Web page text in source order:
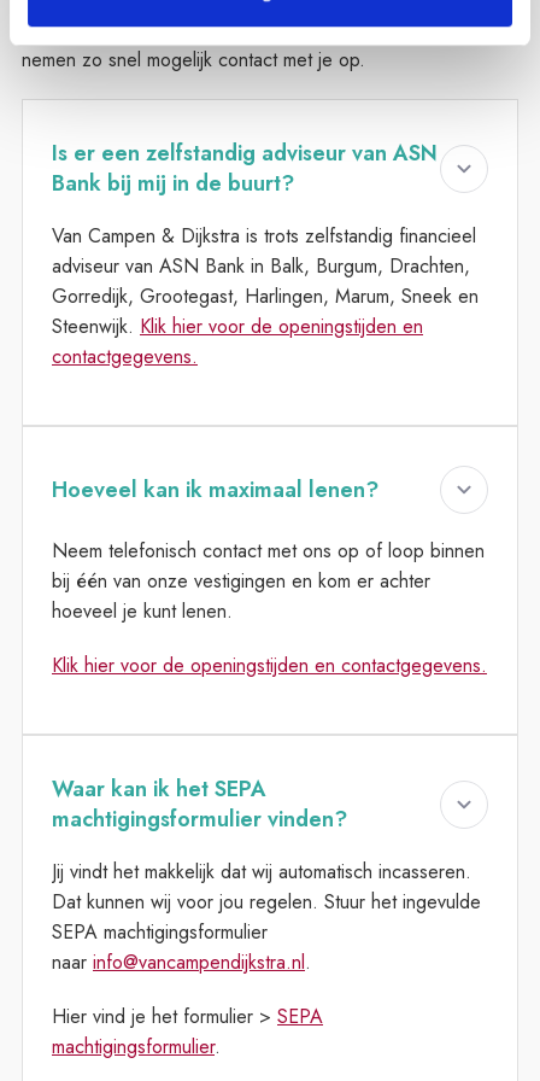
je antwoord niet vinden? Vul dan het formulier in en wij
nemen zo snel mogelijk contact met je op.
Is er een zelfstandig adviseur van ASN
Bank bij mij in de buurt?
Van Campen & Dijkstra is trots zelfstandig financieel
adviseur van ASN Bank in Balk, Burgum, Drachten,
Gorredijk, Grootegast, Harlingen, Marum, Sneek en
Steenwijk. Klik hier voor de openingstijden en
contactgegevens.
Hoeveel kan ik maximaal lenen?
Neem telefonisch contact met ons op of loop binnen
bij één van onze vestigingen en kom er achter
hoeveel je kunt lenen.
Klik hier voor de openingstijden en contactgegevens.
Waar kan ik het SEPA
machtigingsformulier vinden?
Jij vindt het makkelijk dat wij automatisch incasseren.
Dat kunnen wij voor jou regelen. Stuur het ingevulde
SEPA machtigingsformulier
naar info@vancampendijkstra.nl.
Hier vind je het formulier > SEPA
machtigingsformulier.